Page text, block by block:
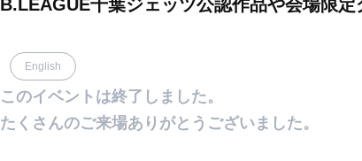
B.LEAGUE千葉ジェッツ公認作品や会場限定
English
このイベントは終了しました。
たくさんのご来場ありがとうございました。